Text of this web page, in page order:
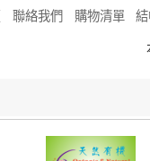
聯絡我們 購物清單